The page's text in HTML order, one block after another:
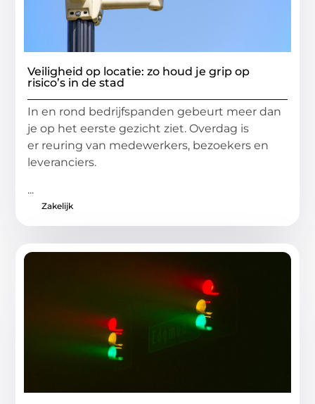
Veiligheid op locatie: zo houd je grip op
risico’s in de stad
In en rond bedrijfspanden gebeurt meer dan
je op het eerste gezicht ziet. Overdag is
er reuring van medewerkers, bezoekers en
leveranciers.
...
Zakelijk